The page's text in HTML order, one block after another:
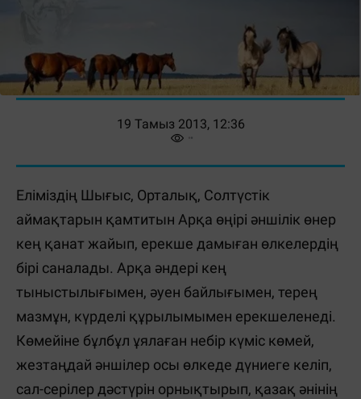
19 Тамыз 2013, 12:36
Еліміздің Шығыс, Орталық, Солтүстік
аймақтарын қамтитын Арқа өңірі әншілік өнер
кең қанат жайып, ерекше дамыған өлкелердің
бірі саналады. Арқа әндері кең
тыныстылығымен, әуен байлығымен, терең
мазмұн, күрделі құрылымымен ерекшеленеді.
Көмейіне бұлбұл ұялаған небір күміс көмей,
жезтаңдай әншілер осы өлкеде дүниеге келіп,
сал-серілер дәстүрін орнықтырып, қазақ әнінің